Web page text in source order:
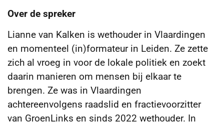
Over de spreker
Lianne van Kalken is wethouder in Vlaardingen
en momenteel (in)formateur in Leiden. Ze zette
zich al vroeg in voor de lokale politiek en zoekt
daarin manieren om mensen bij elkaar te
brengen. Ze was in Vlaardingen
achtereenvolgens raadslid en fractievoorzitter
van GroenLinks en sinds 2022 wethouder. In